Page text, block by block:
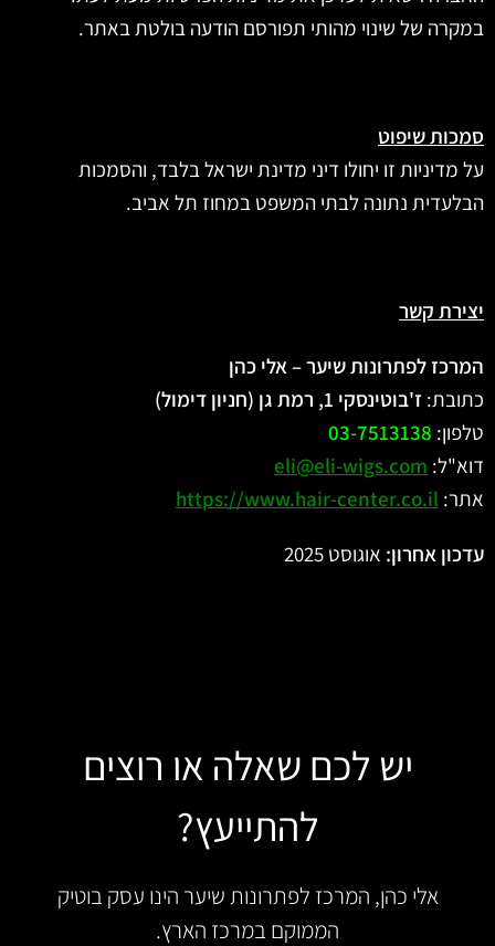
במקרה של שינוי מהותי תפורסם הודעה בולטת באתר.
סמכות שיפוט
על מדיניות זו יחולו דיני מדינת ישראל בלבד, והסמכות
הבלעדית נתונה לבתי המשפט במחוז תל אביב.
יצירת קשר
המרכז לפתרונות שיער – אלי כהן
כתובת: ז'בוטינסקי 1, רמת גן (חניון דימול)
טלפון: 03-7513138
דוא"ל: eli@eli-wigs.com
אתר: https://www.hair-center.co.il
עדכון אחרון: אוגוסט 2025
יש לכם שאלה או רוצים
להתייעץ?
אלי כהן, המרכז לפתרונות שיער הינו עסק בוטיק
הממוקם במרכז הארץ.